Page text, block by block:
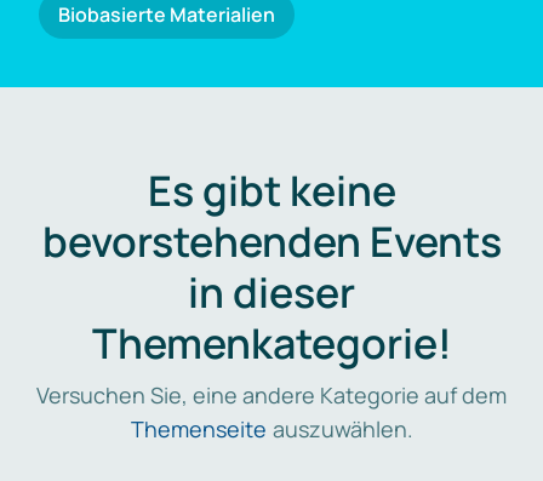
Biobasierte Materialien
Es gibt keine
bevorstehenden Events
in dieser
Themenkategorie!
Versuchen Sie, eine andere Kategorie auf dem
Themenseite auszuwählen.